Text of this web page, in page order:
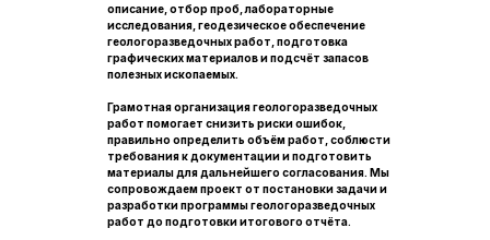
описание, отбор проб, лабораторные
исследования, геодезическое обеспечение
геологоразведочных работ, подготовка
графических материалов и подсчёт запасов
полезных ископаемых.
Грамотная организация геологоразведочных
работ помогает снизить риски ошибок,
правильно определить объём работ, соблюсти
требования к документации и подготовить
материалы для дальнейшего согласования. Мы
сопровождаем проект от постановки задачи и
разработки программы геологоразведочных
работ до подготовки итогового отчёта.